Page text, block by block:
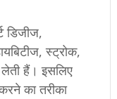
डिजीज,
स्ट्रोक,
लेती हैं। इसलिए
का तरीका